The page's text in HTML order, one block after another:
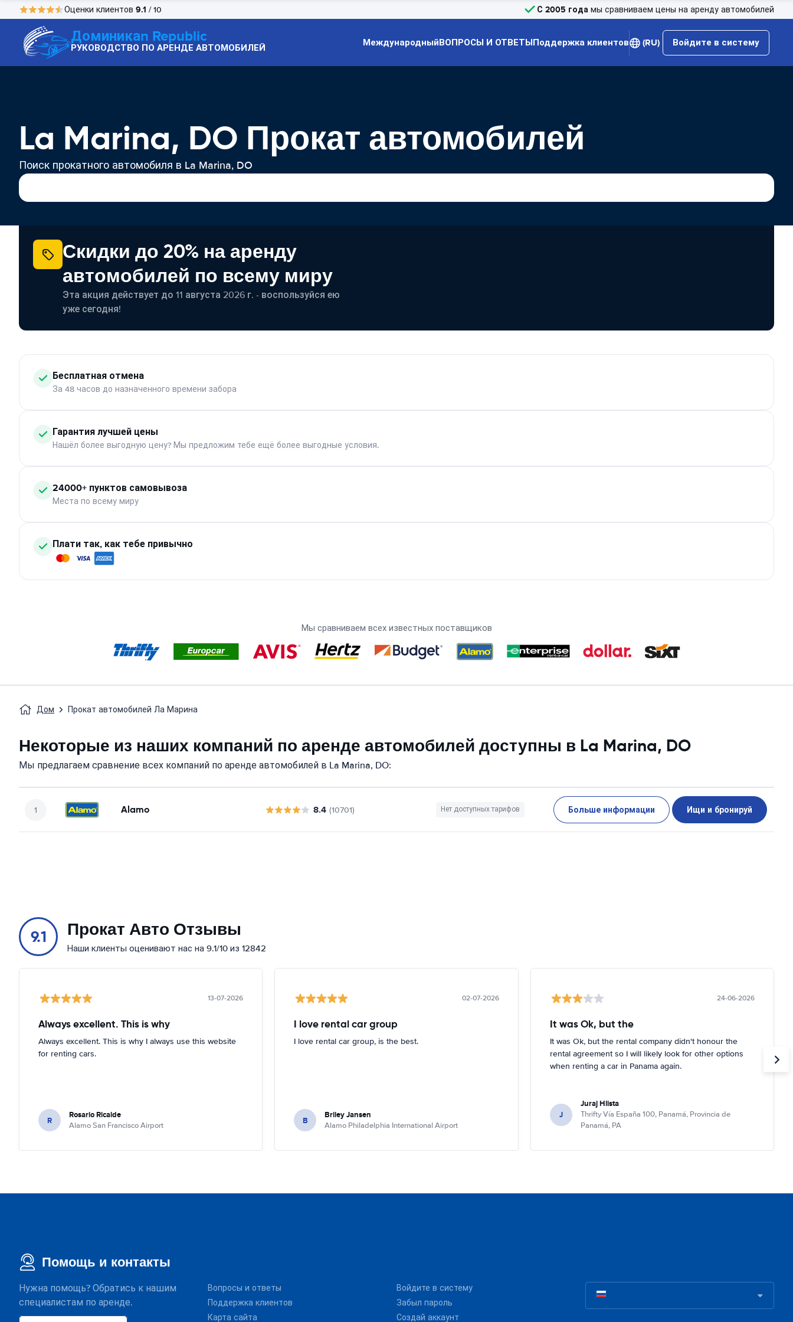
Оценки клиентов 9.1 / 10 С 2005 года мы сравниваем цены на аренду автомобилей
Доминикаn Republic
РУКОВОДСТВО ПО АРЕНДЕ АВТОМОБИЛЕЙ МеждународныйВОПРОСЫ И ОТВЕТЫПоддержка клиентов (RU) Войдите в систему
La Marina, DO Прокат автомобилей
Поиск прокатного автомобиля в La Marina, DO
Скидки до 20% на аренду
автомобилей по всему миру
Эта акция действует до 11 августа 2026 г. - воспользуйся ею
уже сегодня!
Бесплатная отмена
За 48 часов до назначенного времени забора
Гарантия лучшей цены
Нашёл более выгодную цену? Мы предложим тебе ещё более выгодные условия.
24000+ пунктов самовывоза
Места по всему миру
Плати так, как тебе привычно
Мы сравниваем всех известных поставщиков
Дом Прокат автомобилей Ла Марина
Некоторые из наших компаний по аренде автомобилей доступны в La Marina, DO
Мы предлагаем сравнение всех компаний по аренде автомобилей в La Marina, DO:
Alamo 8.4 (10701) Нет доступных тарифов Больше информации Ищи и бронируй
9.1 Прокат Авто Отзывы
Наши клиенты оценивают нас на 9.1/10 из 12842
13-07-2026
Always excellent. This is why
Always excellent. This is why I always use this website
for renting cars.
R Rosario Ricalde
Alamo San Francisco Airport
02-07-2026
I love rental car group
I love rental car group, is the best.
B Briley Jansen
Alamo Philadelphia International Airport
24-06-2026
It was Ok, but the
It was Ok, but the rental company didn't honour the
rental agreement so I will likely look for other options
when renting a car in Panama again.
J
Juraj Hlista
Thrifty Vía España 100, Panamá, Provincia de
Panamá, PA
Помощь и контакты
Нужна помощь? Обратись к нашим
специалистам по аренде.
Вопросы и ответы
Поддержка клиентов
Карта сайта
Войдите в систему
Забыл пароль
Создай аккаунт